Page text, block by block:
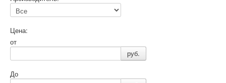
Цена:
от
руб.
До